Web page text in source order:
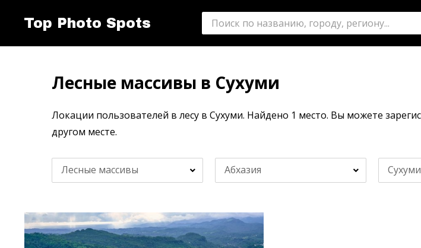
Top Photo Spots
Лесные массивы в Сухуми
Локации пользователей в лесу в Сухуми. Найдено 1 место. Вы можете
другом месте.
Лесные массивы Абхазия Сухуми